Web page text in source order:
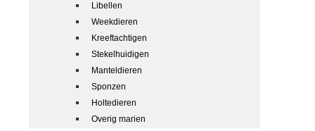
Libellen
Weekdieren
Kreeftachtigen
Stekelhuidigen
Manteldieren
Sponzen
Holtedieren
Overig marien